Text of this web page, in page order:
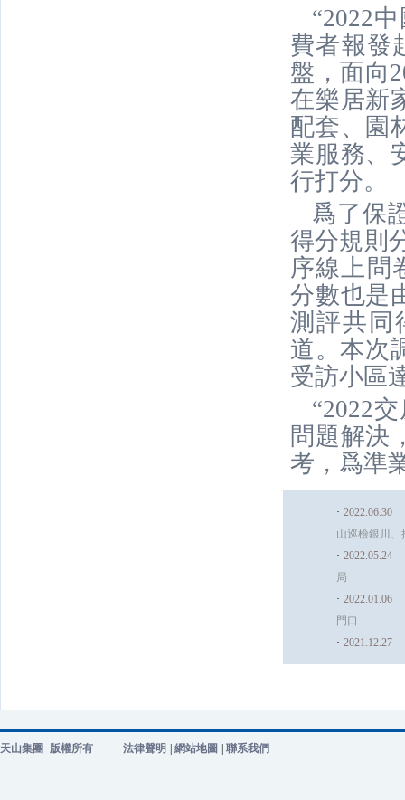
“2022
費者報發
盤，面向
在樂居新
配套、園
業服務、
行打分。
爲了保
得分規則
序線上問
分數也是
測評共同
道。本次
受訪小區
“2022
問題解決
考，爲準
· 2022.06.30
山巡檢銀川
· 2022.05.24
局
· 2022.01.06
門口
· 2021.12.27
天山集團 版權所有 法律聲明 網站地圖 聯系我們